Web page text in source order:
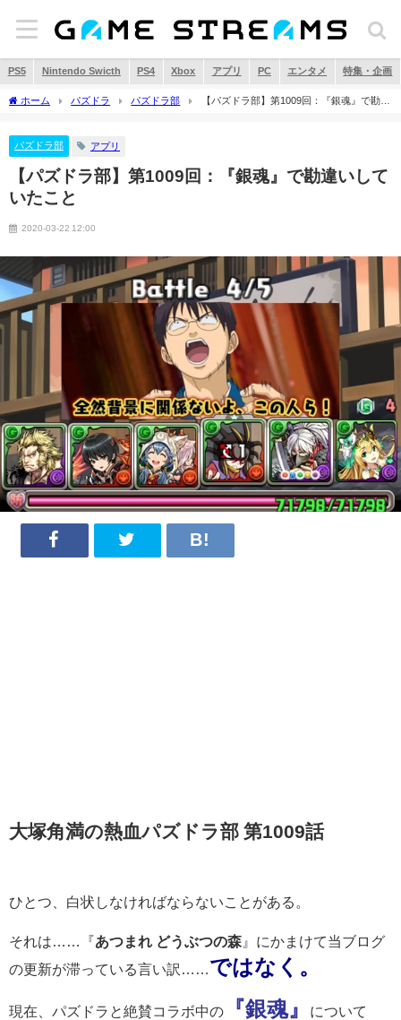
PS5 Nintendo Swicth PS4 Xbox アプリ PC エンタメ 特集・企画
ホーム パズドラ パズドラ部
【パズドラ部】第1009回：『銀魂』で勘違
パズドラ部 アプリ
【パズドラ部】第1009回：『銀魂』で勘違いして
いたこと
2020-03-22 12:00
大塚角満の熱血パズドラ部 第1009話
ひとつ、白状しなければならないことがある。
それは……『あつまれ どうぶつの森 』にかまけて当ブログ
の更新が滞っている言い訳…… ではなく。
現在、パズドラと絶賛コラボ中の 『銀魂』
について